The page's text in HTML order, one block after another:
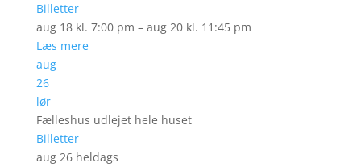
Billetter
aug 18 kl. 7:00 pm – aug 20 kl. 11:45 pm
Læs mere
aug
26
lør
Fælleshus udlejet hele huset
Billetter
aug 26 heldags